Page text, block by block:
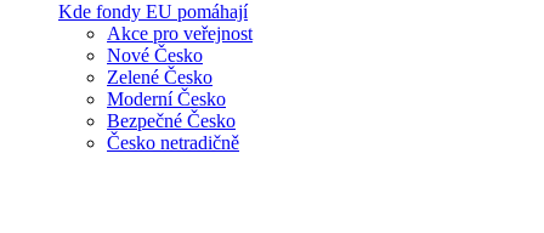
Kde fondy EU pomáhají
Akce pro veřejnost
Nové Česko
Zelené Česko
Moderní Česko
Bezpečné Česko
Česko netradičně